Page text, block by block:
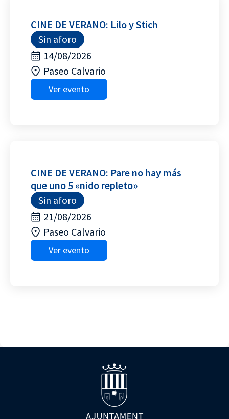
CINE DE VERANO: Lilo y Stich
Sin aforo
14/08/2026
Paseo Calvario
Ver evento
CINE DE VERANO: Pare no hay más
que uno 5 «nido repleto»
Sin aforo
21/08/2026
Paseo Calvario
Ver evento